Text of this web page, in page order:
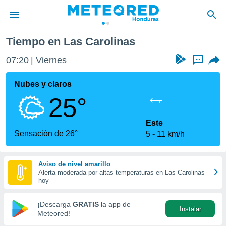
de
ha sido
calidad.
a este
las
y
forma
digital
basada
Tiempo en Las Carolinas
07:20 Viernes ...
Nubes y claros
25°
Sensación de 26°
Este
5
11 km/h
Aviso de nivel amarillo
Alerta moderada por altas temperaturas en Las Carolinas
hoy
¡Descarga GRATIS la app de
Meteored!
Instalar